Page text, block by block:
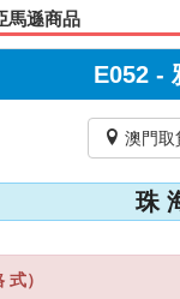
馬遜商品
E052 -
 澳門取
珠
）